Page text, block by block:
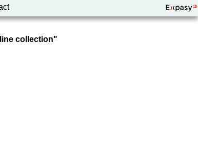
collection"